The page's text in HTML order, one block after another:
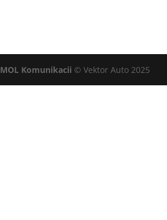
MOL Komunikacii © Vektor Auto 2025